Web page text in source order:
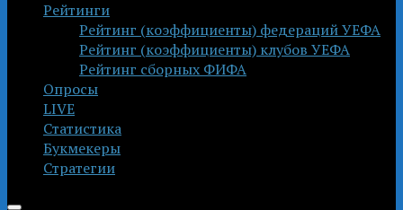
Рейтинги
Рейтинг (коэффициенты) федераций УЕФА
Рейтинг (коэффициенты) клубов УЕФА
Рейтинг сборных ФИФА
Опросы
LIVE
Статистика
Букмекеры
Стратегии